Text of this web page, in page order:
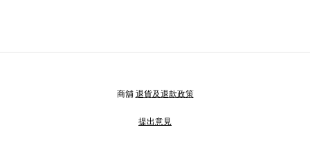
商舖 退貨及退款政策
提出意見